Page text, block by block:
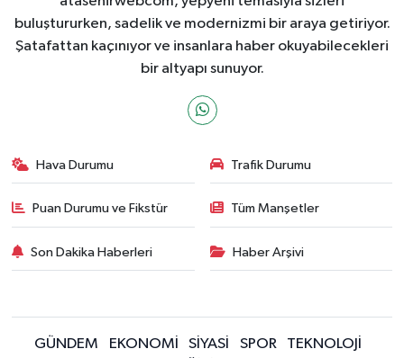
buluştururken, sadelik ve modernizmi bir araya getiriyor.
Şatafattan kaçınıyor ve insanlara haber okuyabilecekleri
bir altyapı sunuyor.
Hava Durumu Trafik Durumu
Puan Durumu ve Fikstür Tüm Manşetler
Son Dakika Haberleri Haber Arşivi
GÜNDEM EKONOMİ SİYASİ SPOR
TEKNOLOJİ